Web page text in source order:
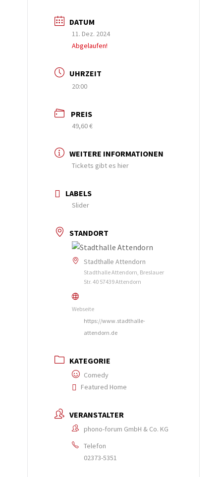
DATUM
11. Dez. 2024
Abgelaufen!
UHRZEIT
20:00
PREIS
49,60 €
WEITERE INFORMATIONEN
Tickets gibt es hier
LABELS
Slider
STANDORT
Stadthalle Attendorn
Stadthalle Attendorn, Breslauer
Str. 40 57439 Attendorn
Webseite
https://www.stadthalle-
attendorn.de
KATEGORIE
Comedy
Featured Home
VERANSTALTER
phono-forum GmbH & Co. KG
Telefon
02373-5351